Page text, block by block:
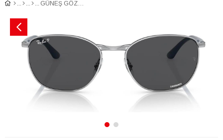
GÜNEŞ GÖZLÜĞÜ RAYBAN RB3702 003/K857